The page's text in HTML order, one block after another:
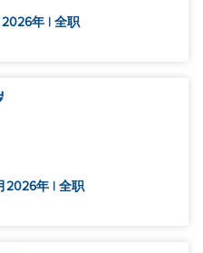
年 | 全职
2026年 | 全职